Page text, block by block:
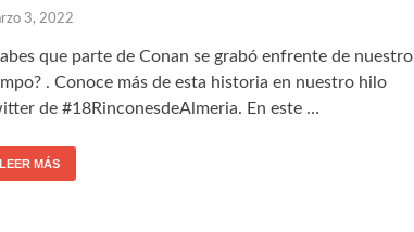
3, 2022
que parte de Conan se grabó enfrente de nuestro
. Conoce más de esta historia en nuestro hilo
de #18RinconesdeAlmeria. En este …
LEER MÁS